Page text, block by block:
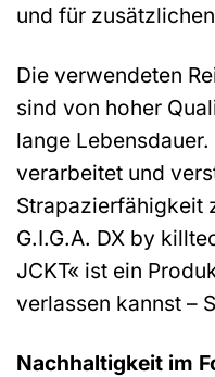
und für
Die verwendeten
sind von hoher
lange
verarbeitet und
Strapazierfähigkeit
G.I.G.A. DX by
JCKT« ist ein
verlassen kannst –
Nachhaltigkeit im